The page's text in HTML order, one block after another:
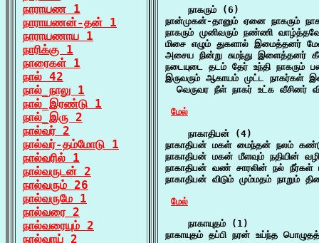
நாராயண 1
நாராயணன்-தன் 1
நாராயணாய 1
நாரிக்கு 1
நாரைகள் 1
நால் 42
நால்_நாலு 1
நால்_இரண்டு 1
நால்_இரு 2
நால்வர் 2
நால்வர்-தம்மோடு 1
நால்வரில் 1
நால்வருடன் 2
நால்வரும் 26
நால்வருமே 1
நால்வரை 2
நால்வரையும் 2
நால்வாய் 2
    நாகரும் (6)
நான்முகன்-தானும் ஏனை நாகரும்
நாகரும் முனிவரும் நண்ணி
மிசை எழும் துகளால் இமைத்தனர்
அசைய நின்று சுமந்து இளைத்தனர்
நடையுடை தடம் தேர் உந்தி
இருவரும் ஆகாயம் முட்ட நாகர்கள்
வெருவர நீள் நாகர் உட்க வீசினர்
மேல்
    நாகாதிபன் (4)
நாகாதிபன் மகள் மைந்தன் நலம்
நாகாதிபன் மகன் மீளவும் நதியின்
நாகாதிபன் வண் சாரலின் நல் நீர்கள்
நாகாதிபன் விடும் மும்மதம் நாறும்
மேல்
    நாகாயுதம் (1)
நாகாயுதம் தப்பி நரன் உய்ந்த